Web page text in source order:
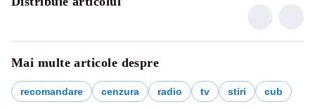
Mai multe articole despre
recomandare cenzura radio tv stiri cub